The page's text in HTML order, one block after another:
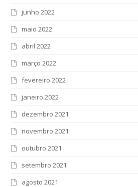
junho 2022
maio 2022
abril 2022
março 2022
fevereiro 2022
janeiro 2022
dezembro 2021
novembro 2021
outubro 2021
setembro 2021
agosto 2021